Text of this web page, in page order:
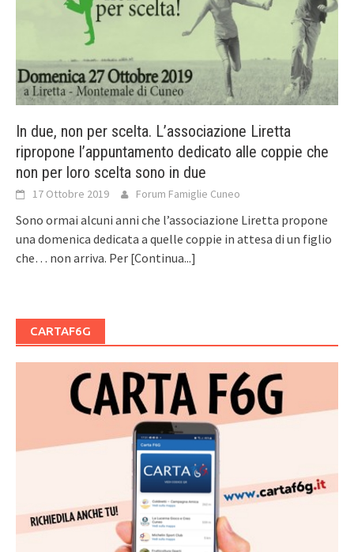
In due, non per scelta. L’associazione Liretta
ripropone l’appuntamento dedicato alle coppie che
non per loro scelta sono in due
17 Ottobre 2019 Forum Famiglie Cuneo
Sono ormai alcuni anni che l’associazione Liretta propone
una domenica dedicata a quelle coppie in attesa di un figlio
che… non arriva. Per [Continua...]
CARTAF6G